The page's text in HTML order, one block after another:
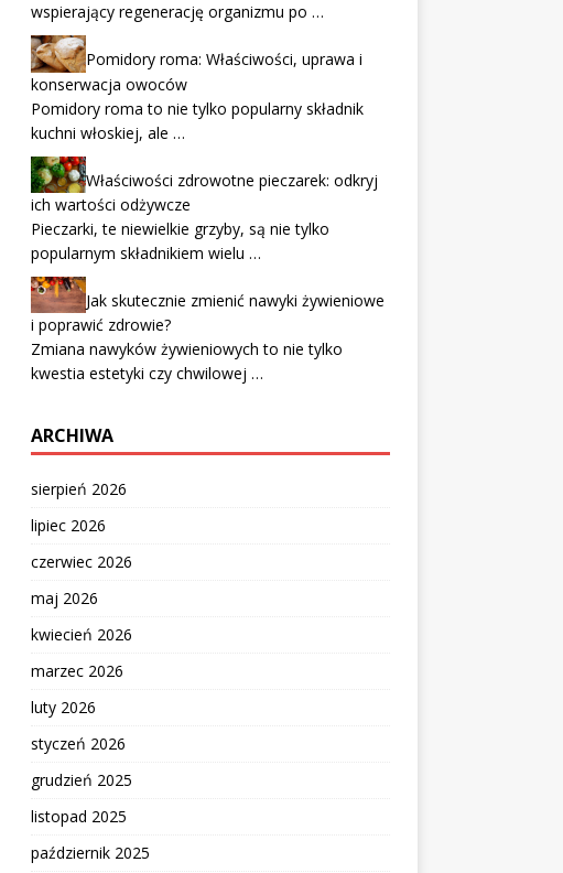
wspierający regenerację organizmu po …
Pomidory roma: Właściwości, uprawa i
konserwacja owoców
Pomidory roma to nie tylko popularny składnik
kuchni włoskiej, ale …
Właściwości zdrowotne pieczarek: odkryj
ich wartości odżywcze
Pieczarki, te niewielkie grzyby, są nie tylko
popularnym składnikiem wielu …
Jak skutecznie zmienić nawyki żywieniowe
i poprawić zdrowie?
Zmiana nawyków żywieniowych to nie tylko
kwestia estetyki czy chwilowej …
ARCHIWA
sierpień 2026
lipiec 2026
czerwiec 2026
maj 2026
kwiecień 2026
marzec 2026
luty 2026
styczeń 2026
grudzień 2025
listopad 2025
październik 2025